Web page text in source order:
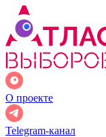
О проекте
Telegram-канал